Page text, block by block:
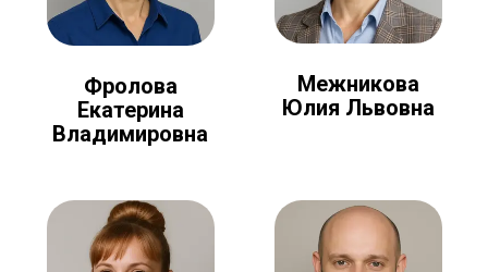
Фролова
Екатерина
Владимировна
Межникова
Юлия Львовна